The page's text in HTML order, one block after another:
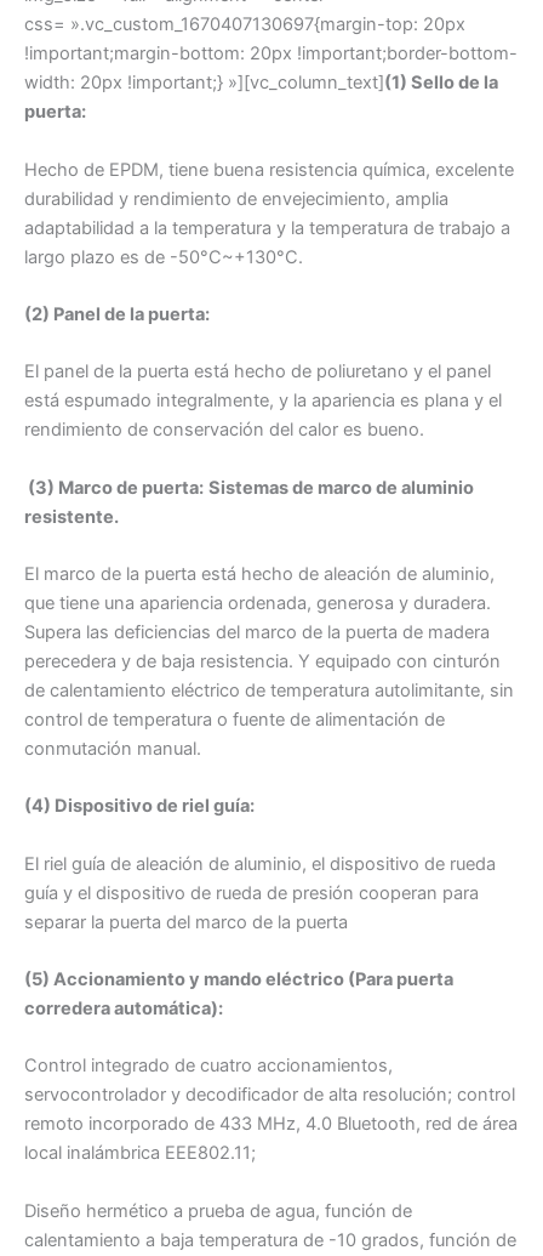
css= ».vc_custom_1670407130697{margin-top: 20px
!important;margin-bottom: 20px !important;border-bottom-
width: 20px !important;} »][vc_column_text](1) Sello de la
puerta:
Hecho de EPDM, tiene buena resistencia química, excelente
durabilidad y rendimiento de envejecimiento, amplia
adaptabilidad a la temperatura y la temperatura de trabajo a
largo plazo es de -50°C~+130°C.
(2) Panel de la puerta:
El panel de la puerta está hecho de poliuretano y el panel
está espumado integralmente, y la apariencia es plana y el
rendimiento de conservación del calor es bueno.
(3) Marco de puerta: Sistemas de marco de aluminio
resistente.
El marco de la puerta está hecho de aleación de aluminio,
que tiene una apariencia ordenada, generosa y duradera.
Supera las deficiencias del marco de la puerta de madera
perecedera y de baja resistencia. Y equipado con cinturón
de calentamiento eléctrico de temperatura autolimitante, sin
control de temperatura o fuente de alimentación de
conmutación manual.
(4) Dispositivo de riel guía:
El riel guía de aleación de aluminio, el dispositivo de rueda
guía y el dispositivo de rueda de presión cooperan para
separar la puerta del marco de la puerta
(5) Accionamiento y mando eléctrico (Para puerta
corredera automática):
Control integrado de cuatro accionamientos,
servocontrolador y decodificador de alta resolución; control
remoto incorporado de 433 MHz, 4.0 Bluetooth, red de área
local inalámbrica EEE802.11;
Diseño hermético a prueba de agua, función de
calentamiento a baja temperatura de -10 grados, función de